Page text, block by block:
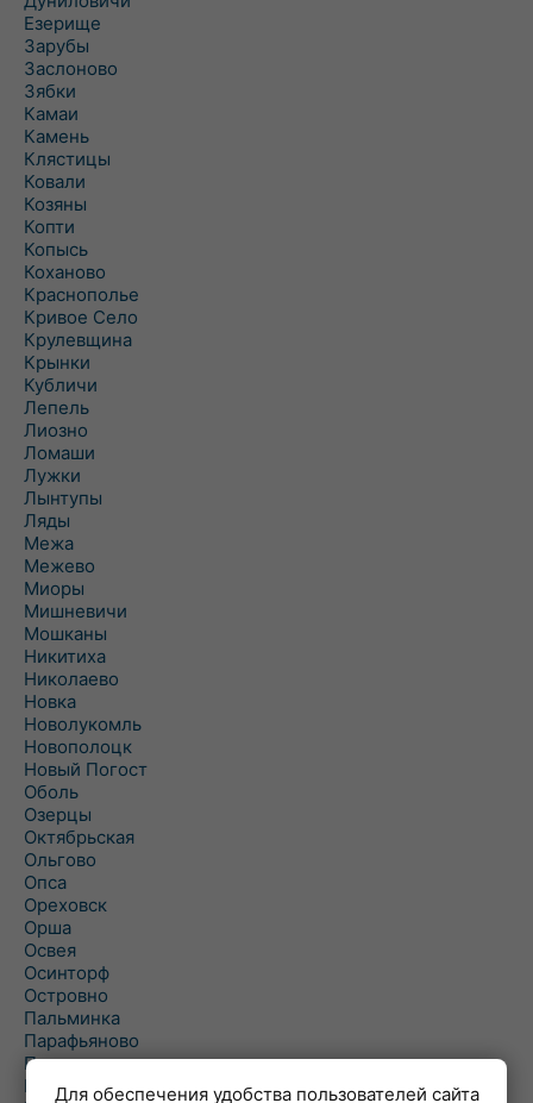
Езерище
Зарубы
Заслоново
Зябки
Камаи
Камень
Клястицы
Ковали
Козяны
Копти
Копысь
Коханово
Краснополье
Кривое Село
Крулевщина
Крынки
Кубличи
Лепель
Лиозно
Ломаши
Лужки
Лынтупы
Ляды
Межа
Межево
Миоры
Мишневичи
Мошканы
Никитиха
Николаево
Новка
Новолукомль
Новополоцк
Новый Погост
Оболь
Озерцы
Октябрьская
Ольгово
Опса
Ореховск
Орша
Освея
Осинторф
Островно
Пальминка
Парафьяново
Плисса
ПовятьеДля обеспечения удобства пользователей сайта